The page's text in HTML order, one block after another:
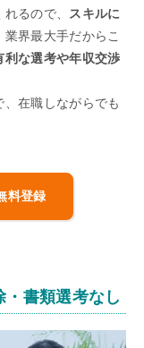
れるので、 スキルに
界最大手だからこ
な選考や年収交渉
、在職しながらでも
料登録
書類選考なし